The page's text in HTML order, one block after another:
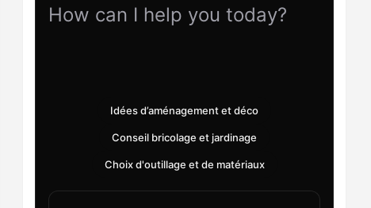
How can I help you today?
Idées d’aménagement et déco
Conseil bricolage et jardinage
Choix d'outillage et de matériaux